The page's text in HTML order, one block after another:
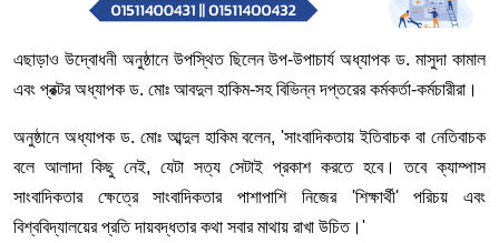
এছাড়াও উদ্বোধনী অনুষ্ঠানে উপস্থিত ছিলেন উপ-উপাচার্য অধ্যাপক ড. মাসুদা কামাল
এবং প্রক্টর অধ্যাপক ড. মোঃ আবদুল হাকিম-সহ বিভিন্ন দপ্তরের কর্মকর্তা-কর্মচারীরা।
অনুষ্ঠানে অধ্যাপক ড. মোঃ আব্দুল হাকিম বলেন, 'সাংবাদিকতায় ইতিবাচক বা নেতিবাচক
বলে আলাদা কিছু নেই, যেটা সত্য সেটাই প্রকাশ করতে হবে। তবে ক্যাম্পাস
সাংবাদিকতার ক্ষেত্রে সাংবাদিকতার পাশাপাশি নিজের 'শিক্ষার্থী' পরিচয় এবং
বিশ্ববিদ্যালয়ের প্রতি দায়বদ্ধতার কথা সবার মাথায় রাখা উচিত।'